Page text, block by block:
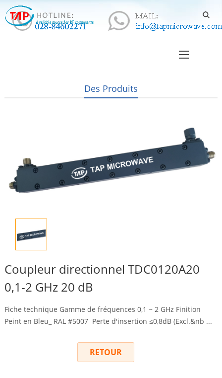
Des Produits
Coupleur directionnel TDC0120A20
0,1-2 GHz 20 dB
Fiche technique Gamme de fréquences 0,1 ~ 2 GHz Finition
Peint en Bleu_ RAL #5007 Perte d'insertion ≤0,8dB (Excl.&nb ...
RETOUR